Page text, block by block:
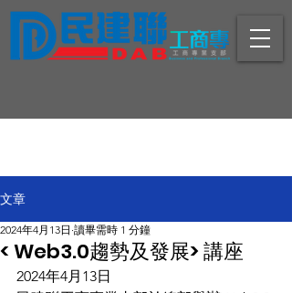
文章
< Web3.0趨勢及發展> 講座
2024年4月13日 讀畢需時 1 分鐘
2024年4月13日